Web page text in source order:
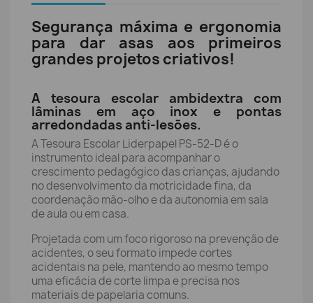
Segurança máxima e ergonomia
para dar asas aos primeiros
grandes projetos criativos!
A tesoura escolar ambidextra com
lâminas em aço inox e pontas
arredondadas anti-lesões.
A Tesoura Escolar Liderpapel PS-52-D é o
instrumento ideal para acompanhar o
crescimento pedagógico das crianças, ajudando
no desenvolvimento da motricidade fina, da
coordenação mão-olho e da autonomia em sala
de aula ou em casa.
Projetada com um foco rigoroso na prevenção de
acidentes, o seu formato impede cortes
acidentais na pele, mantendo ao mesmo tempo
uma eficácia de corte limpa e precisa nos
materiais de papelaria comuns.